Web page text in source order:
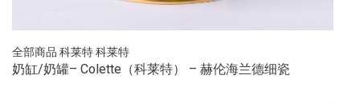
全部商品 科莱特科莱特
奶缸/奶罐– Colette（科莱特） – 赫伦海兰德细瓷